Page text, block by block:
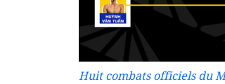
Huit combats officiels du